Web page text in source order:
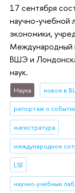
17 сентября
научно-учебной
экономики,
Международный
ВШЭ и
наук.
Наука новое в
репортаж о
магистратура
международное
LSE